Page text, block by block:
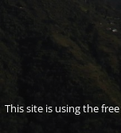
This site is using the free